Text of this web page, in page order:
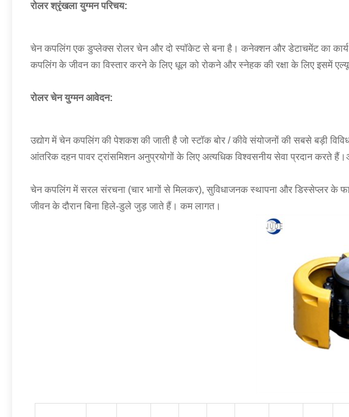
रोलर श्रृंखला युग्मन परिचय:
चेन कपलिंग एक डुप्लेक्स रोलर चेन और दो स्पॉकेट से बना है। कनेक्शन और डेटाचमेंट का कार्य
कपलिंग के जीवन का विस्तार करने के लिए धूल को रोकने और स्नेहक की रक्षा के लिए इसमें
रोलर चेन युग्मन आवेदन:
उद्योग में चेन कपलिंग की पेशकश की जाती है जो स्टॉक बोर / कीवे संयोजनों की सबसे बड़ी
आंतरिक दहन पावर ट्रांसमिशन अनुप्रयोगों के लिए अत्यधिक विश्वसनीय सेवा प्रदान करते
चेन कपलिंग में सरल संरचना (चार भागों से मिलकर), सुविधाजनक स्थापना और डिस्सेप्लर के
जीवन के दौरान बिना हिले-डुले जुड़ जाते हैं। कम लागत।